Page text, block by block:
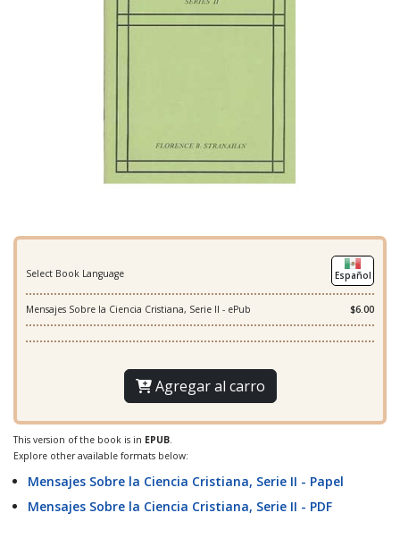
Select Book Language Español
Mensajes Sobre la Ciencia Cristiana, Serie II - ePub $6.00
Agregar al carro
This version of the book is in EPUB
Explore other available formats below:
Mensajes Sobre la Ciencia Cristiana, Serie II - Papel
Mensajes Sobre la Ciencia Cristiana, Serie II - PDF